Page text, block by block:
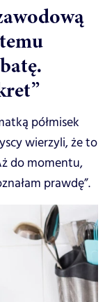
półmisek
wierzyli, że to
do momentu,
prawdę”.